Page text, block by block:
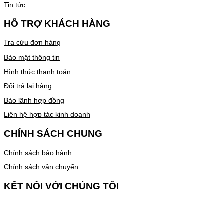
Tin tức
HỖ TRỢ KHÁCH HÀNG
Tra cứu đơn hàng
Bảo mật thông tin
Hình thức thanh toán
Đổi trả lại hàng
Bảo lãnh hợp đồng
Liên hệ hợp tác kinh doanh
CHÍNH SÁCH CHUNG
Chính sách bảo hành
Chính sách vận chuyển
KẾT NỐI VỚI CHÚNG TÔI